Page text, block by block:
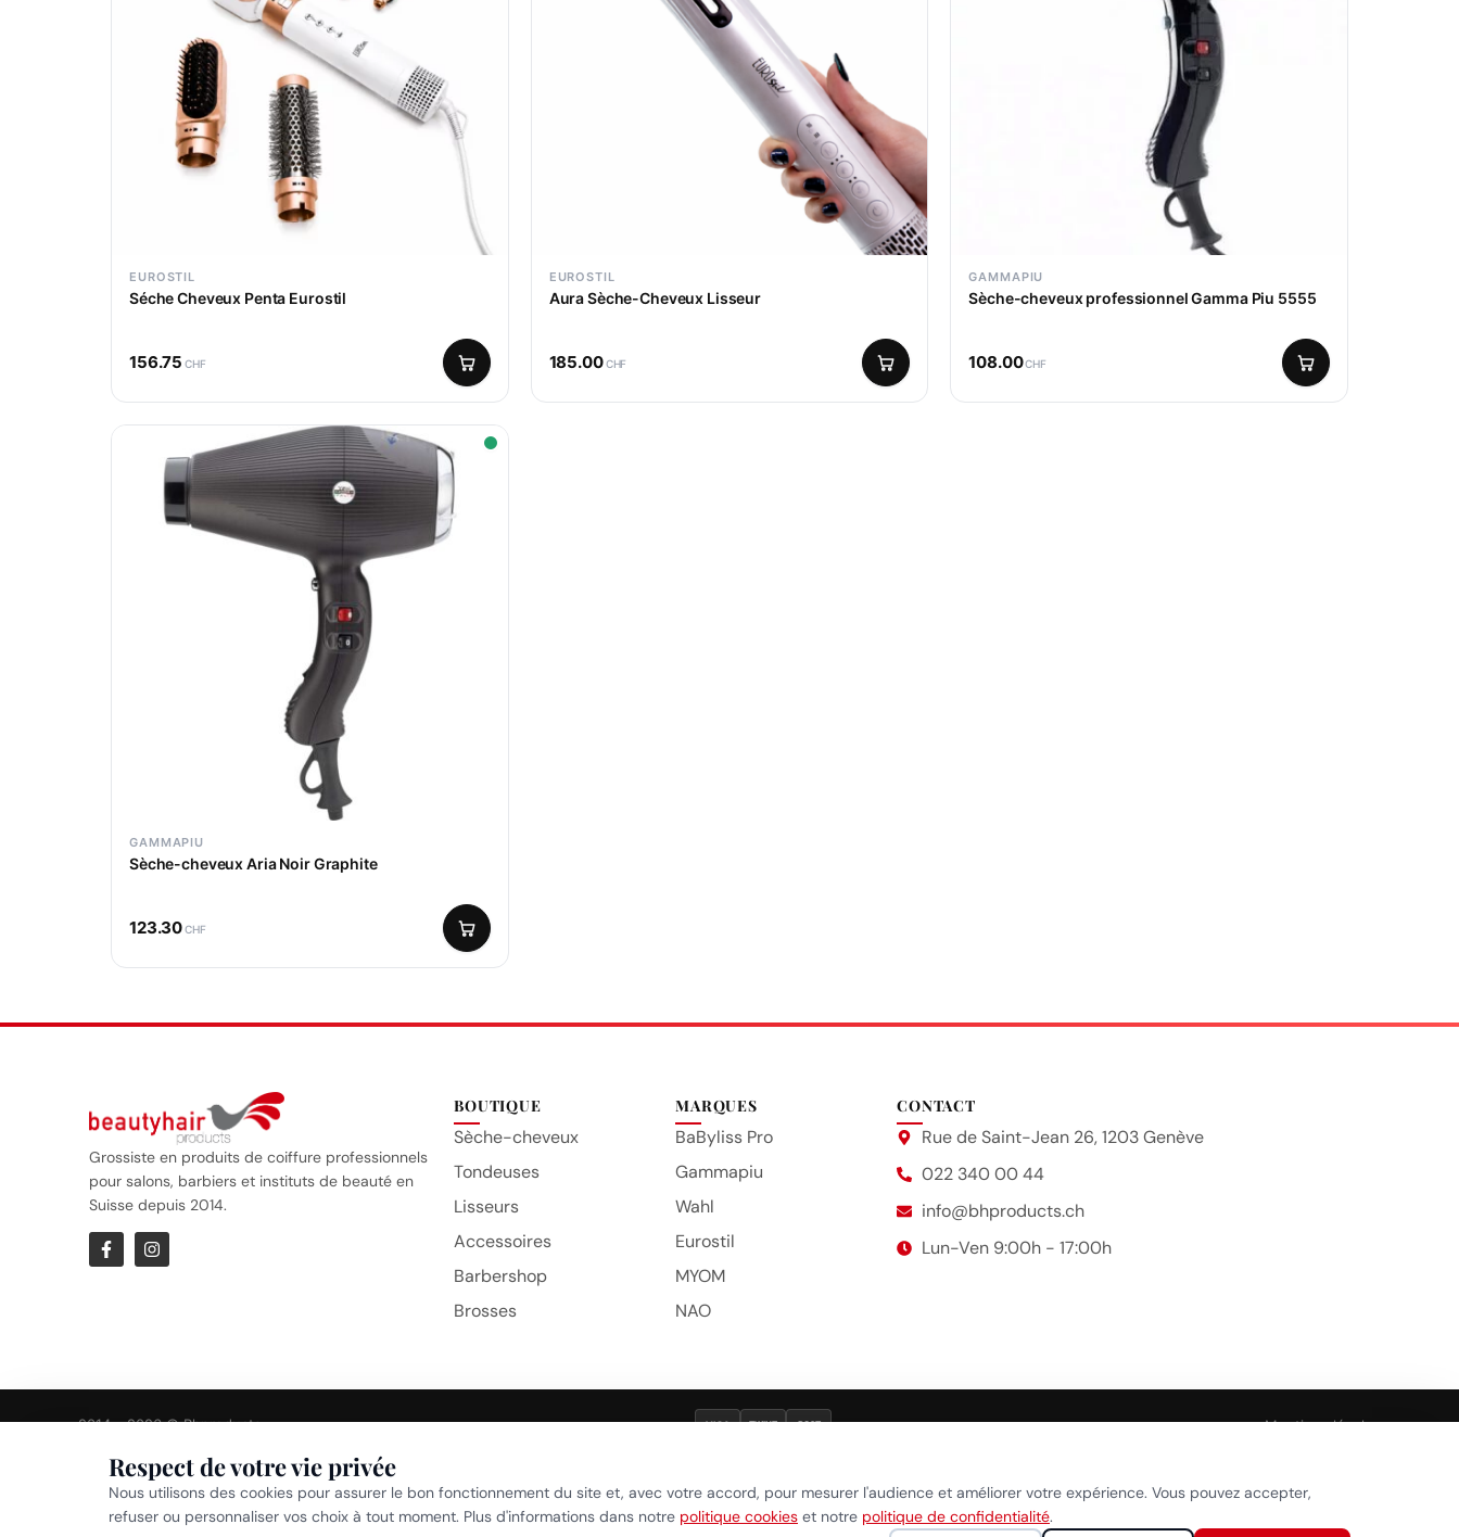
EUROSTIL
Séche Cheveux Penta Eurostil
156.75 CHF
EUROSTIL
Aura Sèche-Cheveux Lisseur
185.00CHF
GAMMAPIU
Sèche-cheveux professionnel Gamma Piu 5555
108.00CHF
GAMMAPIU
Sèche-cheveux Aria Noir Graphite
123.30CHF
Grossiste en produits de coiffure professionnels
pour salons, barbiers et instituts de beauté en
Suisse depuis 2014.
BOUTIQUE
Sèche-cheveux
Tondeuses
Lisseurs
Accessoires
Barbershop
Brosses
MARQUES
BaByliss Pro
Gammapiu
Wahl
Eurostil
MYOM
NAO
CONTACT
Rue de Saint-Jean 26, 1203 Genève
022 340 00 44
info@bhproducts.ch
Lun-Ven 9:00h - 17:00h
2014 – 2026 © Bhproducts VISA TWINT POST Mentions légales
Respect de votre vie privée
Nous utilisons des cookies pour assurer le bon fonctionnement du site et, avec votre accord, pour mesurer l'audience et améliorer votre expérience. Vous pouvez accepter,
refuser ou personnaliser vos choix à tout moment. Plus d'informations dans notre politique cookies et notre politique de confidentialité.
Politique de confidentialité • Politique cookies • Gérer mes préférences cookies